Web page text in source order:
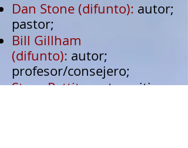
Dan Stone (difunto): autor;
pastor;
Bill Gillham
(difunto): autor;
profesor/consejero;
Steve Pettit:pastor; sitio